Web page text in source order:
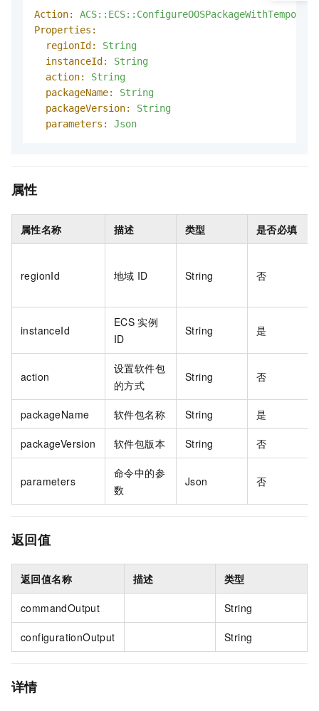
Action:
Properties:
regionId:
String
instanceId:
String
action:
String
packageName:
String
packageVersion:
String
parameters:
Json
属性
属性名称 描述 类型 是否必填
regionId 地域 ID String 否
instanceId
ECS 实例
ID
String 是
action
设置软件包
的方式
String 否
packageName 软件包名称 String 是
packageVersion 软件包版本 String 否
parameters
命令中的参
数
Json 否
返回值
返回值名称 描述 类型
commandOutput String
configurationOutput String
详情